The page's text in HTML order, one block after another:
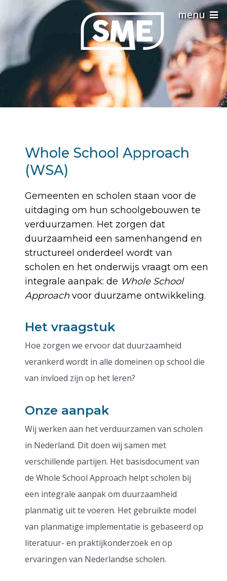
Whole School Approach
(WSA)
Gemeenten en scholen staan voor de
uitdaging om hun schoolgebouwen te
verduurzamen. Het zorgen dat
duurzaamheid een samenhangend en
structureel onderdeel wordt van
scholen en het onderwijs vraagt om een
integrale aanpak: de Whole School
Approach voor duurzame ontwikkeling.
Het vraagstuk
Hoe zorgen we ervoor dat duurzaamheid
verankerd wordt in alle domeinen op school die
van invloed zijn op het leren?
Onze aanpak
Wij werken aan het verduurzamen van scholen
in Nederland. Dit doen wij samen met
verschillende partijen. Het basisdocument van
de Whole School Approach helpt scholen bij
een integrale aanpak om duurzaamheid
planmatig uit te voeren. Het gebruikte model
van planmatige implementatie is gebaseerd op
literatuur- en praktijkonderzoek en op
ervaringen van Nederlandse scholen.